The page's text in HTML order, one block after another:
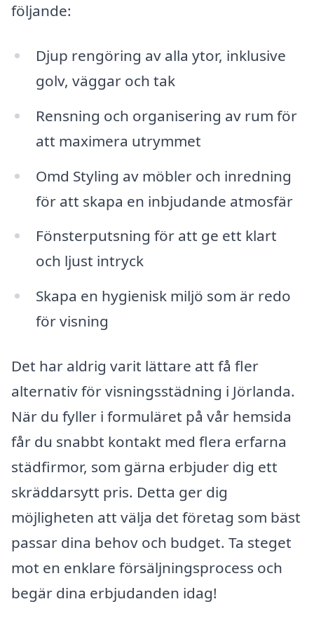
följande:
Djup rengöring av alla ytor, inklusive
golv, väggar och tak
Rensning och organisering av rum för
att maximera utrymmet
Omd Styling av möbler och inredning
för att skapa en inbjudande atmosfär
Fönsterputsning för att ge ett klart
och ljust intryck
Skapa en hygienisk miljö som är redo
för visning
Det har aldrig varit lättare att få fler
alternativ för visningsstädning i Jörlanda.
När du fyller i formuläret på vår hemsida
får du snabbt kontakt med flera erfarna
städfirmor, som gärna erbjuder dig ett
skräddarsytt pris. Detta ger dig
möjligheten att välja det företag som bäst
passar dina behov och budget. Ta steget
mot en enklare försäljningsprocess och
begär dina erbjudanden idag!